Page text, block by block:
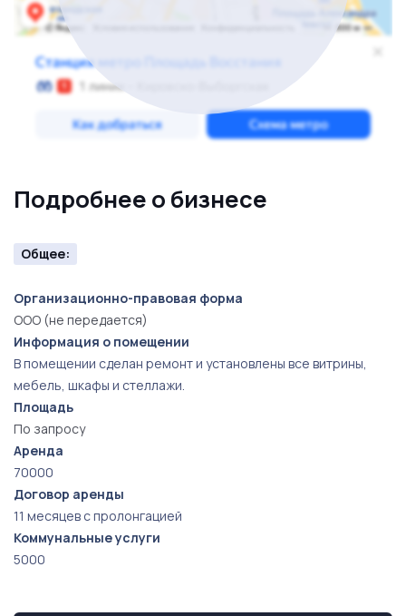
Подробнее о бизнесе
Общее:
Организационно-правовая форма
ООО (не передается)
Информация о помещении
В помещении сделан ремонт и установлены все витрины,
мебель, шкафы и стеллажи.
Площадь
По запросу
Аренда
70000
Договор аренды
11 месяцев с пролонгацией
Коммунальные услуги
5000